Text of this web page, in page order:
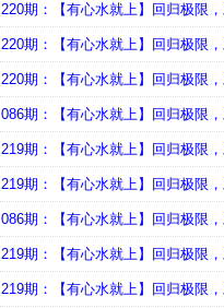
220期：【有心水就上】回归极限
220期：【有心水就上】回归极限
220期：【有心水就上】回归极限
086期：【有心水就上】回归极限
219期：【有心水就上】回归极限
219期：【有心水就上】回归极限
086期：【有心水就上】回归极限
219期：【有心水就上】回归极限
219期：【有心水就上】回归极限